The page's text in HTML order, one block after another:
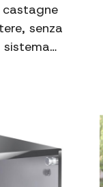
castagne
senza
sistema…